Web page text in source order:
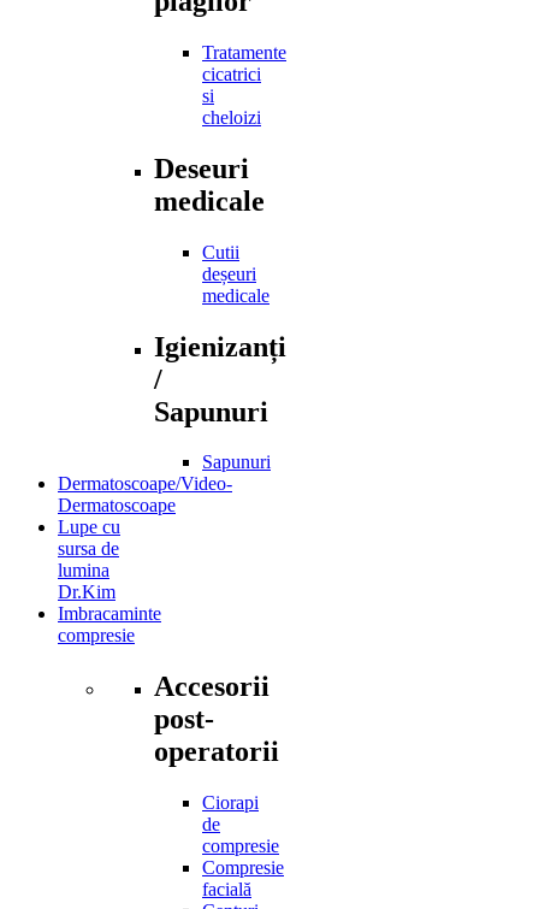
Tratamente
cicatrici
si
cheloizi
Deseuri
medicale
Cutii
deșeuri
medicale
Igienizanți
/
Sapunuri
Sapunuri
Dermatoscoape/Video-
Dermatoscoape
Lupe cu
sursa de
lumina
Dr.Kim
Imbracaminte
compresie
Accesorii
post-
operatorii
Ciorapi
de
compresie
Compresie
facială